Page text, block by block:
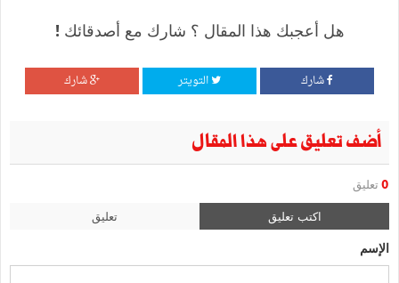
هل أعجبك هذا المقال ؟ شارك مع أصدقائك !
شارك التويتر شارك
أضف تعليق على هذا المقال
0 تعليق
اكتب تعليق تعليق
الإسم